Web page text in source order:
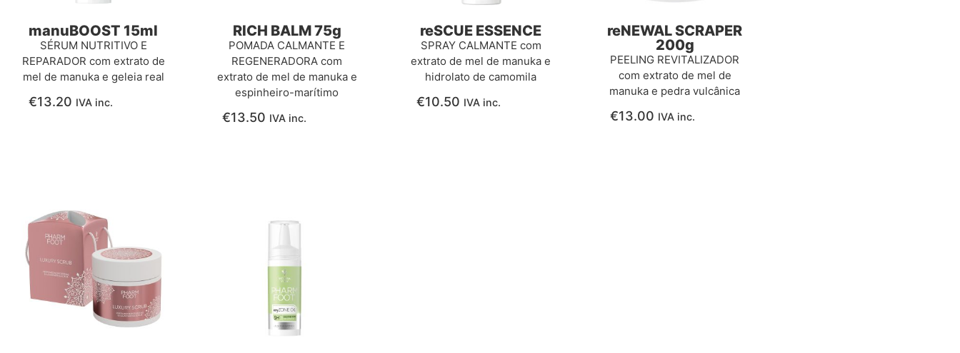
manuBOOST 15ml
SÉRUM NUTRITIVO E
REPARADOR com extrato de
mel de manuka e geleia real
€13.20 IVA inc.
RICH BALM 75g
POMADA CALMANTE E
REGENERADORA com
extrato de mel de manuka e
espinheiro-marítimo
€13.50 IVA inc.
reSCUE ESSENCE
SPRAY CALMANTE com
extrato de mel de manuka e
hidrolato de camomila
€10.50 IVA inc.
reNEWAL SCRAPER
200g
PEELING REVITALIZADOR
com extrato de mel de
manuka e pedra vulcânica
€13.00 IVA inc.